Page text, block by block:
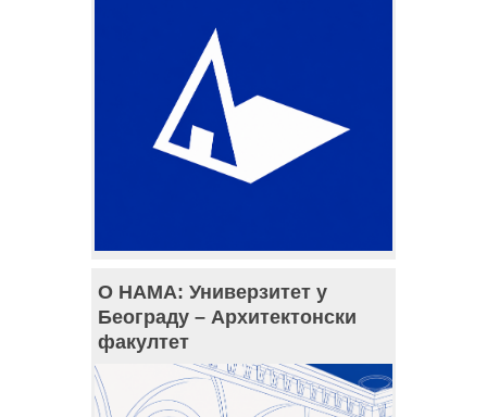
О НАМА: Универзитет у
Београду – Архитектонски
факултет